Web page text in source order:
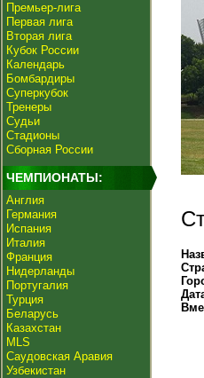
Премьер-лига
Первая лига
Вторая лига
Кубок России
Календарь
Бомбардиры
Суперкубок
Тренеры
Судьи
Стадионы
Сборная России
ЧЕМПИОНАТЫ:
Англия
Германия
Испания
Италия
Франция
Нидерланды
Португалия
Турция
Беларусь
Казахстан
MLS
Саудовская Аравия
Узбекистан